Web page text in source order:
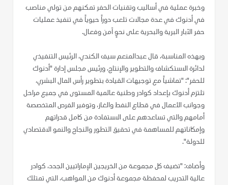
وخبرة عملية في أساليب وتقنيات الحفر تمكنهم من تولي مناصب
في أدنوك في عدة مجالات تلعب دوراً حيوياً في تنفيذ عمليات
حفر الآبار البرية والبحرية على نحوٍ آمن وفعال.
وبهذه المناسبة، قال عبدالمنعم سيف الكندي، الرئيس التنفيذي
لدائرة الاستكشاف والتطوير والإنتاج، ورئيس مجلس إدارة "أدنوك
للحفر": "تماشياً مع توجيهات القيادة بتطوير رأس المال البشري،
تلتزم أدنوك بإعداد كوادر وطنية عالمية المستوى في جميع مراحل
وجوانب الأعمال في قطاع النفط والغاز، وتوفير الفرص المتخصصة
أمامهم والتي تساعدهم على الاستفادة من كامل قدراتهم
وإمكاناتهم للمساهمة في تحقيق التطور والنجاح والنمو الاقتصادي
للدولة".
وأضاف: "تضيف كل مجموعة من الخريجين الإماراتيين الجدد، كوادر
عالية التدريب لمحفظة مجموعة أدنوك من المواهب، التي تمتلك